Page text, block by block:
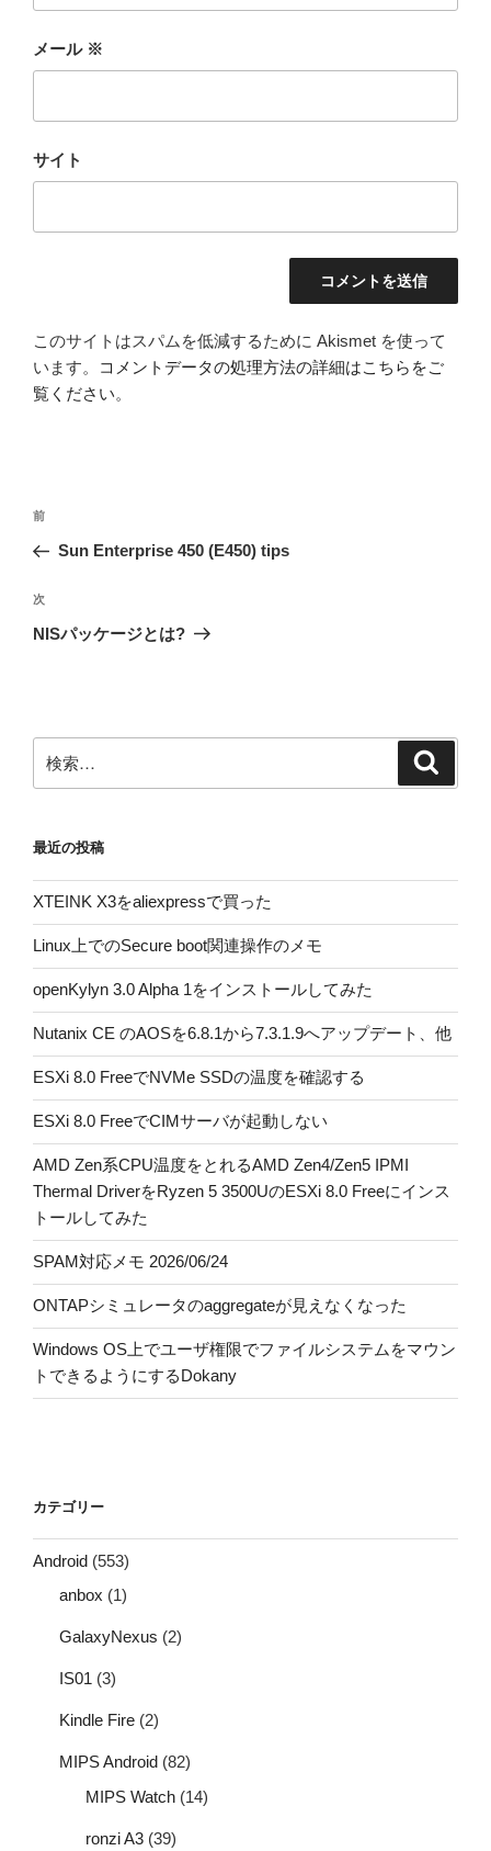
メール ※
サイト
このサイトはスパムを低減するために Akismet を使って
います。
コメントデータの処理方法の詳細はこちらをご
覧ください。
投
ナ
ビ
ゲ
ン
前
の
稿
前
Sun Enterprise 450 (E450) tips
次
の
次
NISパッケージとは?
索:
最近の投稿
XTEINK X3をaliexpressで買った
Linux上でのSecure boot関連操作のメモ
openKylyn 3.0 Alpha 1をインストールしてみた
Nutanix CE のAOSを6.8.1から7.3.1.9へアップデート、他
ESXi 8.0 FreeでNVMe SSDの温度を確認する
ESXi 8.0 FreeでCIMサーバが起動しない
AMD Zen系CPU温度をとれるAMD Zen4/Zen5 IPMI
Thermal DriverをRyzen 5 3500UのESXi 8.0 Freeにインス
トールしてみた
SPAM対応メモ 2026/06/24
ONTAPシミュレータのaggregateが見えなくなった
Windows OS上でユーザ権限でファイルシステムをマウン
トできるようにするDokany
カテゴリー
Android (553)
anbox (1)
GalaxyNexus (2)
IS01 (3)
Kindle Fire (2)
MIPS Android (82)
MIPS Watch (14)
ronzi A3 (39)